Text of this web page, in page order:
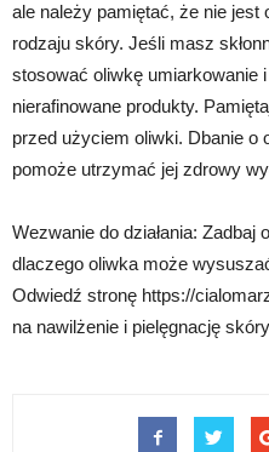
ale należy pamiętać, że nie jest
rodzaju skóry. Jeśli masz
stosować oliwkę umiarkowanie
nierafinowane produkty.
przed użyciem oliwki. Dbanie o
pomoże utrzymać jej zdrowy
Wezwanie do działania: Zadbaj
dlaczego oliwka może
Odwiedź stronę https://
na nawilżenie i pielęgnację